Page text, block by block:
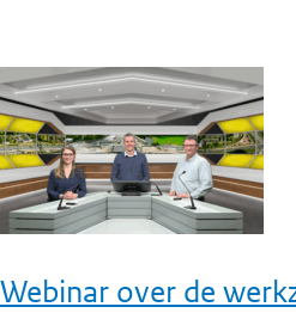
Webinar over de